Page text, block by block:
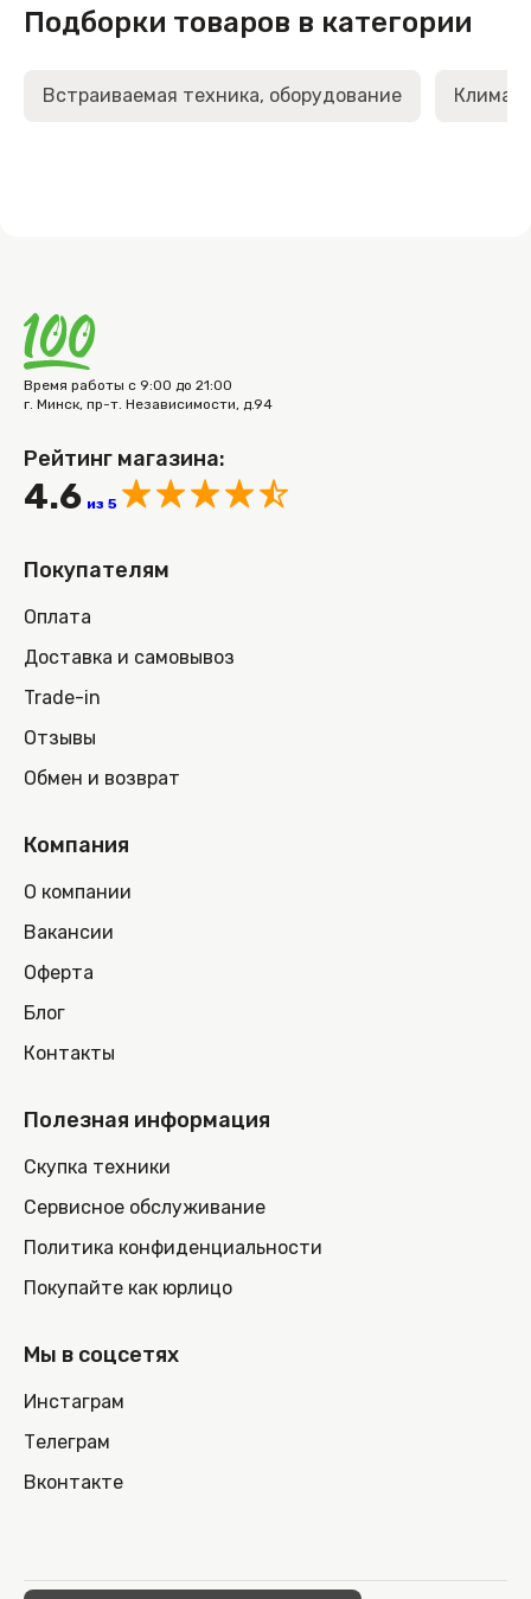
Подборки товаров в категории
Встраиваемая техника, оборудование
Время работы с 9:00 до 21:00
г. Минск, пр-т. Независимости, д.94
Рейтинг магазина:
4.6 из 5
Покупателям
Оплата
Доставка и самовывоз
Trade-in
Отзывы
Обмен и возврат
Компания
О компании
Вакансии
Оферта
Блог
Контакты
Полезная информация
Скупка техники
Сервисное обслуживание
Политика конфиденциальности
Покупайте как юрлицо
Мы в соцсетях
Инстаграм
Телеграм
Вконтакте